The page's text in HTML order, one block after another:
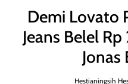
Demi Lovato
Jeans Belel
Jonas
Hestianingsih